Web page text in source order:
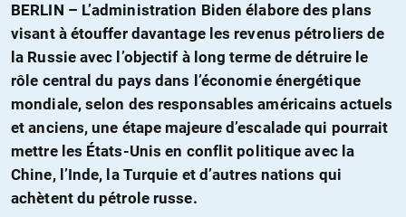
CONTACTER
FAIRE UN
DON
BERLIN – L’administration Biden élabore des plans
visant à étouffer davantage les revenus pétroliers de
la Russie avec l’objectif à long terme de détruire le
rôle central du pays dans l’économie énergétique
mondiale, selon des responsables américains actuels
et anciens, une étape majeure d’escalade qui pourrait
mettre les États-Unis en conflit politique avec la
Chine, l’Inde, la Turquie et d’autres nations qui
achètent du pétrole russe.